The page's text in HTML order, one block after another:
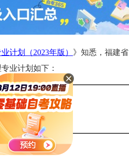
计划（2023年版） 》知悉，福建省
业计划如下：